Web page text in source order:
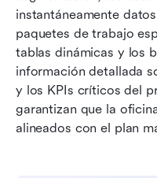
instantáneamente
paquetes de trabajo
tablas dinámicas y los
información detallada
y los KPIs críticos del
garantizan que la
alineados con el plan